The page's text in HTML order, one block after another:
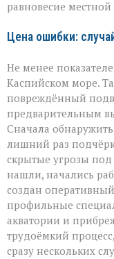
равновесие
Цена ошибки:
Не менее
Каспийском море.
повреждённый
предварительным
Сначала
лишний раз
скрытые угрозы под
нашли, начались
создан
профильные
акватории и
трудоёмкий
сразу нескольких